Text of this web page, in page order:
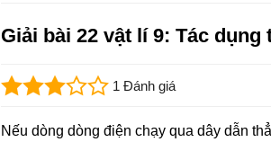
Giải bài 22 vật lí 9: Tác
1 Đánh giá
Nếu dòng dòng điện chạy qua dây dẫn